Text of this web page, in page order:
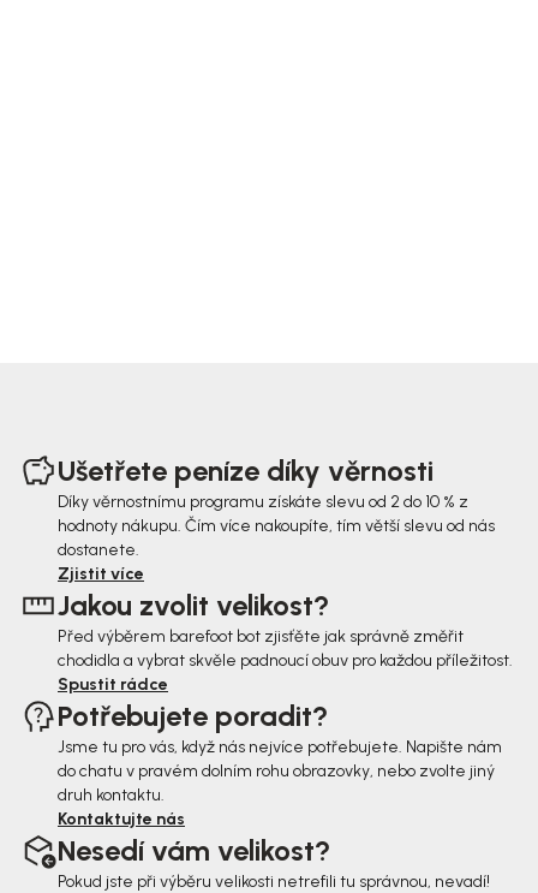
Ušetřete peníze díky věrnosti
Díky věrnostnímu programu získáte slevu od 2 do 10 % z
hodnoty nákupu. Čím více nakoupíte, tím větší slevu od nás
dostanete.
Zjistit více
Jakou zvolit velikost?
Před výběrem barefoot bot zjisťěte jak správně změřit
chodidla a vybrat skvěle padnoucí obuv pro každou příležitost.
Spustit rádce
Potřebujete poradit?
Jsme tu pro vás, když nás nejvíce potřebujete. Napište nám
do chatu v pravém dolním rohu obrazovky, nebo zvolte jiný
druh kontaktu.
Kontaktujte nás
Nesedí vám velikost?
Pokud jste při výběru velikosti netrefili tu správnou, nevadí!